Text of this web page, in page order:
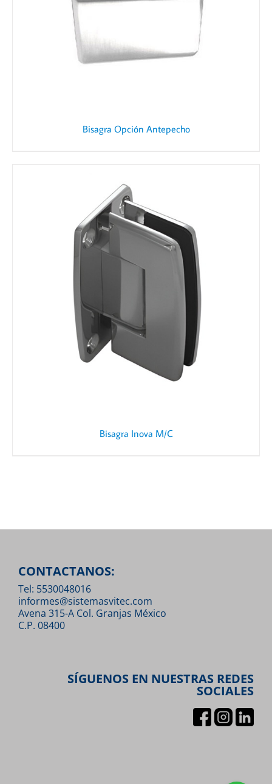
Bisagra Opción Antepecho
Bisagra Inova M/C
CONTACTANOS:
Tel: 5530048016
informes@sistemasvitec.com
Avena 315-A Col. Granjas México
C.P. 08400
SÍGUENOS EN NUESTRAS REDES
SOCIALES